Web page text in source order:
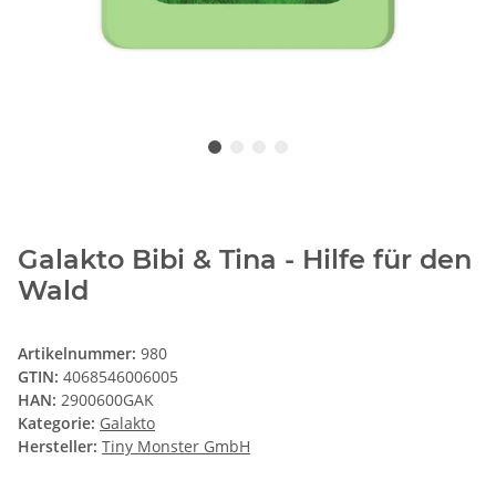
Galakto Bibi & Tina - Hilfe für den
Wald
Artikelnummer: 980
GTIN: 4068546006005
HAN: 2900600GAK
Kategorie: Galakto
Hersteller: Tiny Monster GmbH